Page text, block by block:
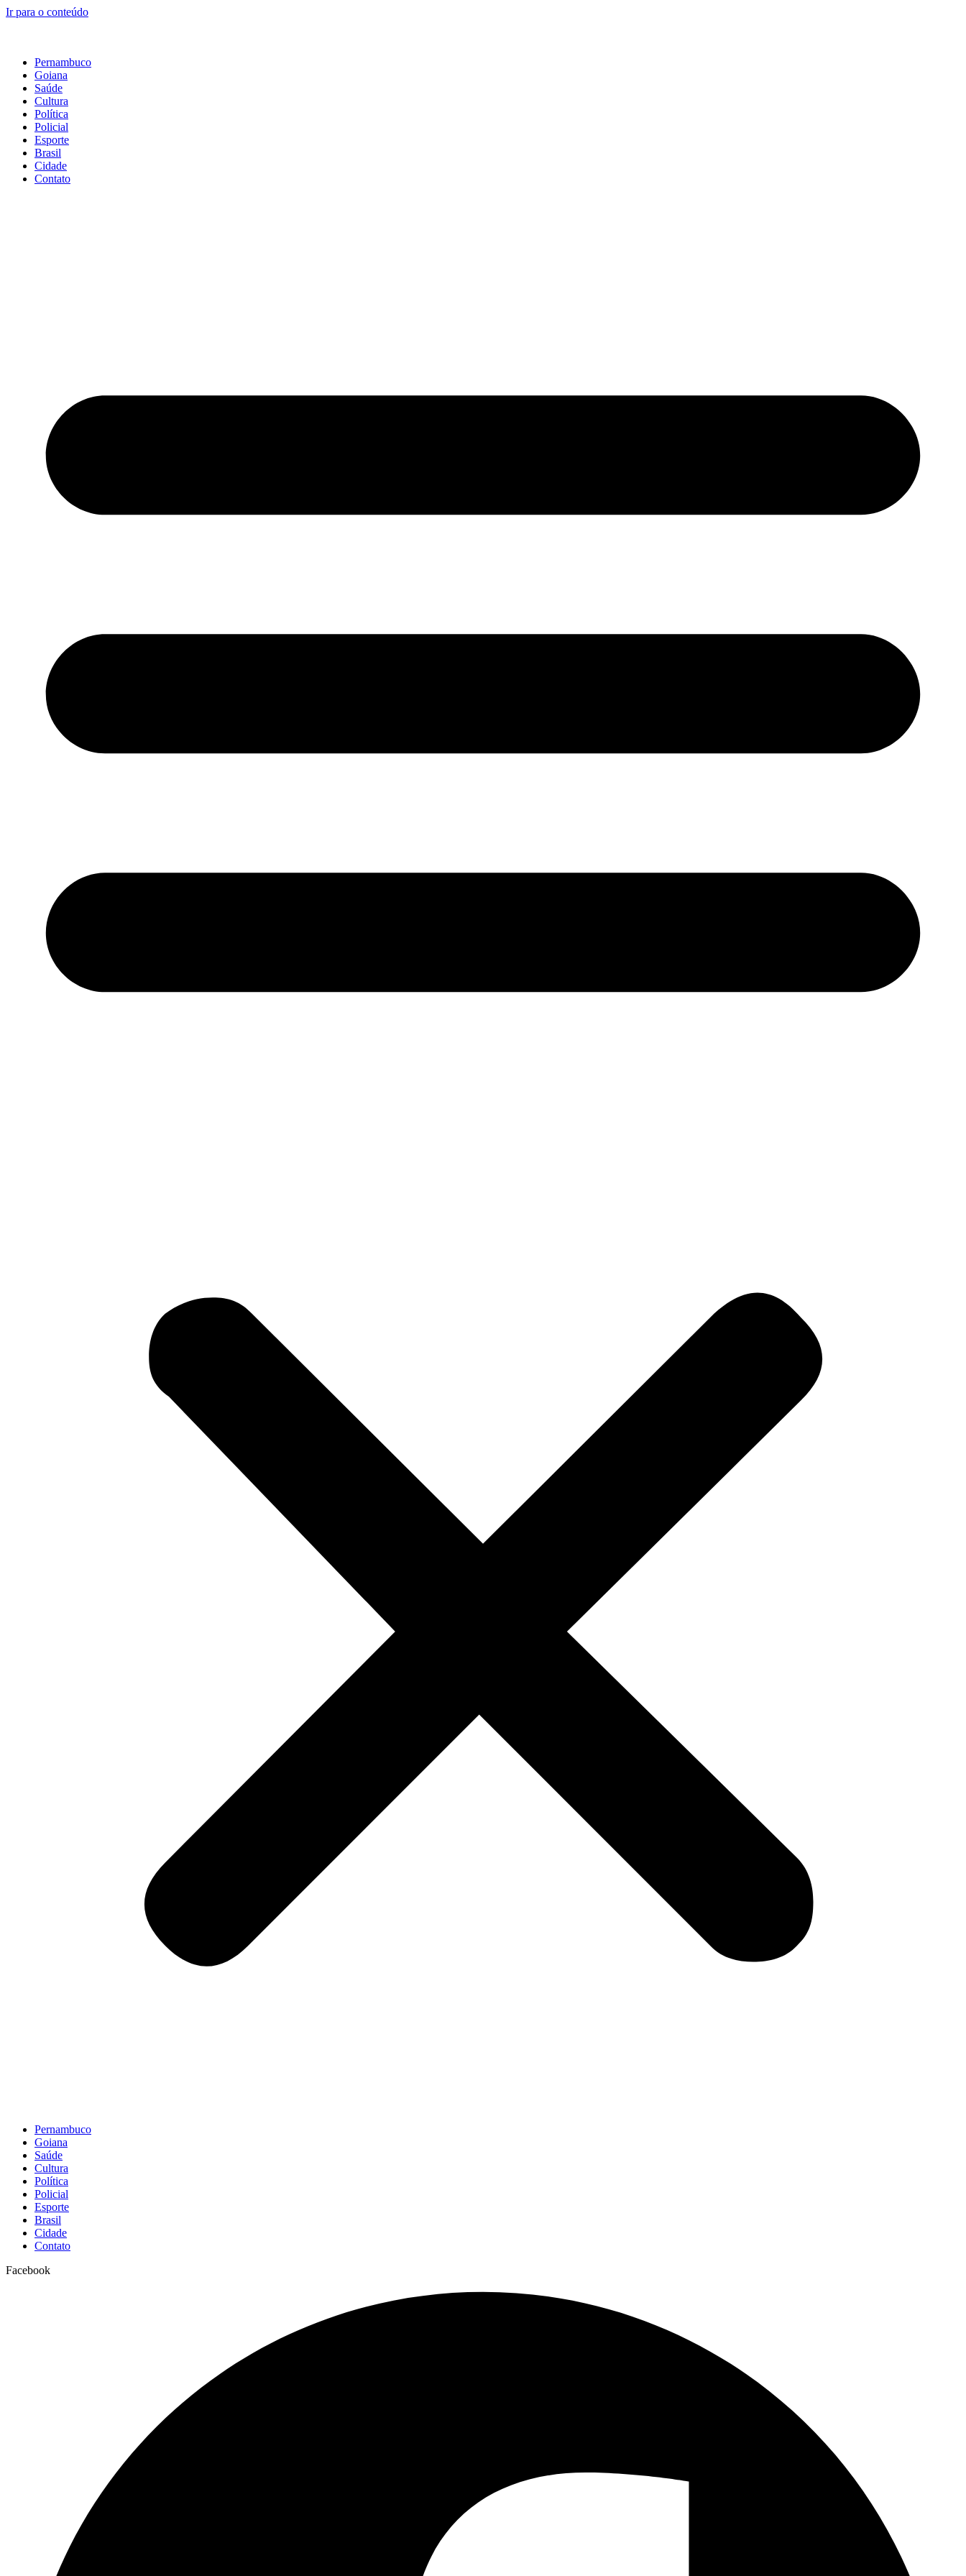
Ir para o conteúdo
Pernambuco
Goiana
Saúde
Cultura
Política
Policial
Esporte
Brasil
Cidade
Contato
Pernambuco
Goiana
Saúde
Cultura
Política
Policial
Esporte
Brasil
Cidade
Contato
Facebook